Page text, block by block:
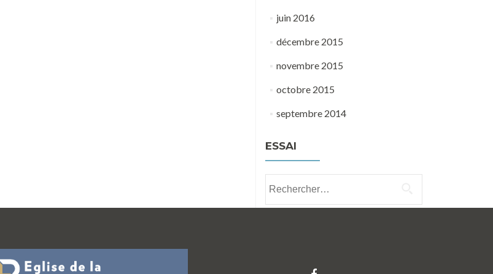
juin 2016
décembre 2015
novembre 2015
octobre 2015
septembre 2014
ESSAI